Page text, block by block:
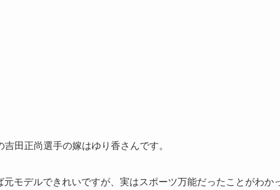
田正尚選手の嫁はゆり香さんです。
モデルできれいですが、実はスポーツ万能だったことがわか